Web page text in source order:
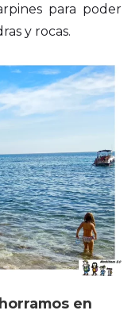
para poder
y rocas.
en